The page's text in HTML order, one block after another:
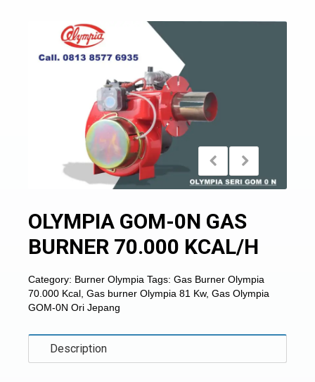
OLYMPIA GOM-0N GAS
BURNER 70.000 KCAL/H
Category: Burner Olympia Tags: Gas Burner Olympia
70.000 Kcal Gas burner Olympia 81 Kw, Gas Olympia
GOM-0N Ori Jepang
Description